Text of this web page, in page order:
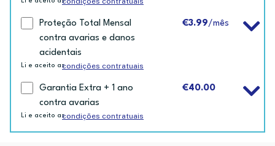
Proteção Total Mensal
contra avarias e danos
acidentais
€3.99/mês
Li e aceito ascondições contratuais
Garantia Extra + 1 ano
contra avarias
€40.00
Li e aceito ascondições contratuais